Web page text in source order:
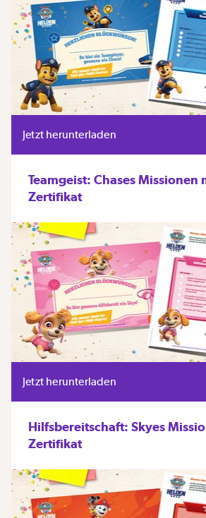
Jetzt herunterladen
Teamgeist: Chases Missionen
Zertifikat
Jetzt herunterladen
Hilfsbereitschaft: Skyes
Zertifikat